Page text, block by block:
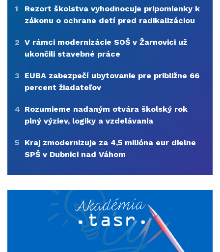
1
Rezort školstva vyhodnocuje pripomienky k
zákonu o ochrane detí pred radikalizáciou
2 V rámci modernizácie SOŠ v Žarnovici už
ukončili stavebné práce
3
EUBA zabezpečí ubytovanie pre približne 66
percent žiadateľov
4 Rozumieme nadaným otvára školský rok
plný výziev, logiky a vzdelávania
5
Kraj zmodernizuje za 4,5 milióna eur dielne
SPŠ v Dubnici nad Váhom